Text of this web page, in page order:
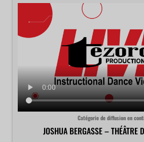
Catégorie de diffusion en
JOSHUA BERGASSE – THÉÂTRE